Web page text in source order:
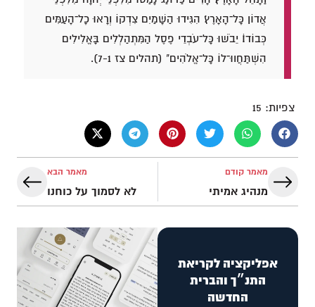
אֲדוֹן כָּל־הָאָרֶץ׃ הִגִּידוּ הַשָּׁמַיִם צִדְקוֹ וְרָאוּ כָל־הָעַמִּים
כְּבוֹדוֹ׃ יֵבֹשׁוּ כָּל־עֹבְדֵי פֶסֶל הַמִּתְהַלְלִים בָּאֱלִילִים
הִשְׁתַּחֲווּ־לוֹ כָּל־אֱלֹהִים" (תהלים צז 7-1).
צפיות: 15
מאמר קודם
מנהיג אמיתי
מאמר הבא
לא לסמוך על כוחנו
אפליקציה לקריאת
התנ״ך והברית
החדשה